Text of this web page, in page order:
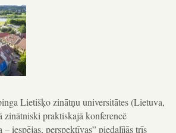
Lietišķo zinātņu universitātes (Lietuva,
zinātniski praktiskajā konferencē
iespējas, perspektīvas” piedalījās trīs